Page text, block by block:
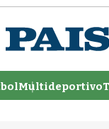
Multideportivo